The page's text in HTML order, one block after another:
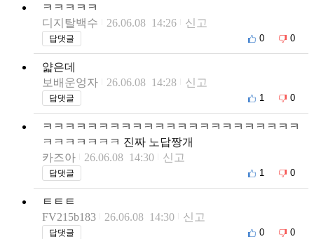
ㅋㅋㅋㅋㅋ
디지탈백수
26.06.08 14:26 신고
답댓글 0 0
얇은데
보배운엉자
26.06.08 14:28 신고
답댓글 1 0
ㅋㅋㅋㅋㅋㅋㅋㅋㅋㅋㅋㅋㅋㅋㅋㅋㅋㅋㅋㅋㅋㅋㅋ
ㅋㅋㅋㅋㅋㅋㅋ 진짜 노답짱개
카즈아
26.06.08 14:30 신고
답댓글 1 0
ㅌㅌㅌ
FV215b183
26.06.08 14:30 신고
답댓글 0 0